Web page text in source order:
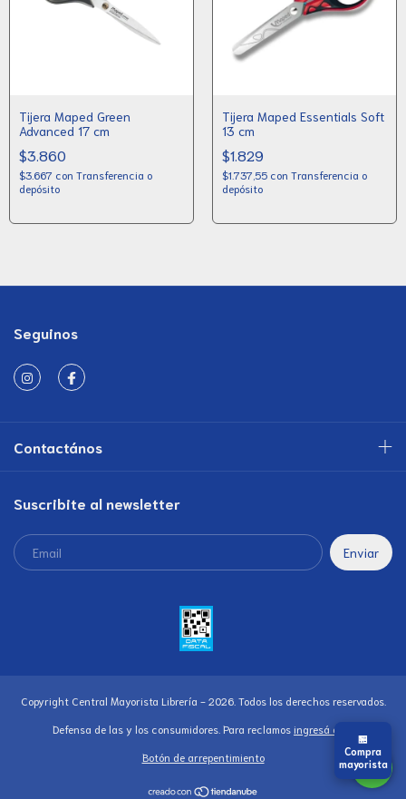
Tijera Maped Green
Advanced 17 cm
$3.860
$3.667 con Transferencia o
depósito
Tijera Maped Essentials Soft
13 cm
$1.829
$1.737,55 con Transferencia o
depósito
Seguinos
Contactános
Suscribite al newsletter
Copyright Central Mayorista Librería - 2026. Todos los derechos reservados.
Defensa de las y los consumidores. Para reclamos ingresá acá.
Botón de arrepentimiento
🏪
Compra
mayorista